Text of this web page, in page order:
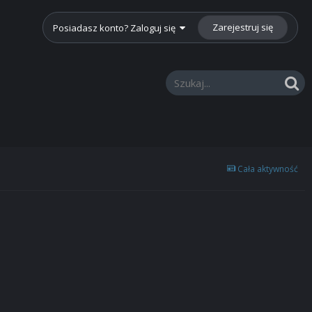
Posiadasz konto? Zaloguj się Zarejestruj się
Cała aktywność